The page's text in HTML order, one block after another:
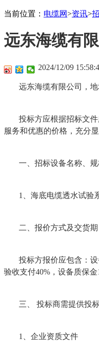
当前位置： 电缆网>资讯>
远东海缆有
2024/12/09
远东海缆有限公司，
投标方应根据招标文
服务和优惠的价格，充分
一、招标设备名称、
1、海底电缆透水试验
二、报价方式及交货期
投标方报价应包含：
验收支付40%，设备质保
三、 投标商需提供投
1、企业资质文件